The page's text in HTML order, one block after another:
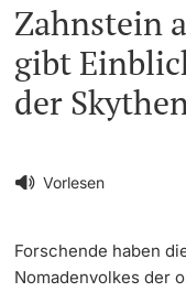
Aktuell
‡ ‡ ‡ ‡
News
‡ ‡ ‡ ‡
Newsletter
‡ ‡ ‡ ‡
Universität in den
‡ ‡ ‡ ‡ ‡ ‡ ‡ ‡ ‡ ‡ ‡ ‡ ‡ ‡ ‡
Studium
Forschung
Lehre
Vorlesen
Zahnstein
gibt
der
Forschende haben
Nomadenvolkes der